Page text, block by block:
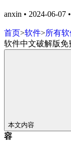
anxin • 2024-06-07 •
首页>软件>所有
软件中文破解版
本文内容
容